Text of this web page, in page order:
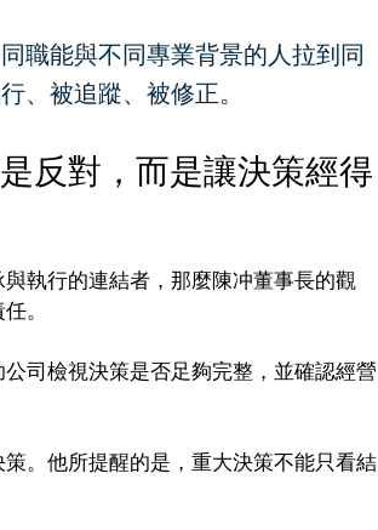
職能與不同專業背景的人拉到同
、被追蹤、被修正。
反對，而是讓決策經得
執行的連結者，那麼陳冲董事長的觀
。
司檢視決策是否足夠完整，並確認經營
。他所提醒的是，重大決策不能只看結